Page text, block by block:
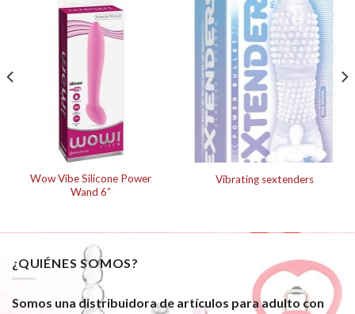
Wow Vibe Silicone Power
Wand 6”
Vibrating sextenders
¿QUIÉNES SOMOS?
Somos una distribuidora de artículos para adulto con